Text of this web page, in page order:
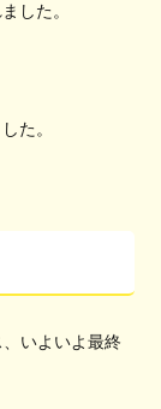
した。
た。
いよいよ最終